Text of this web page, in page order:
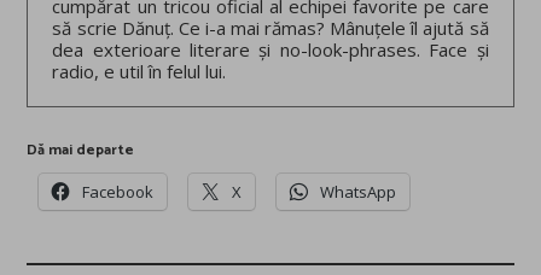
cumpărat un tricou oficial al echipei favorite pe care
să scrie Dănuț. Ce i-a mai rămas? Mânuțele îl ajută să
dea exterioare literare și no-look-phrases. Face și
radio, e util în felul lui.
Dă mai departe
Facebook X WhatsApp